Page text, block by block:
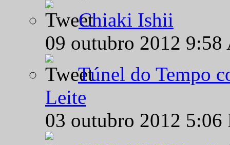
Chiaki Ishii
09 outubro 2012
Túnel do Tempo
Leite
03 outubro 2012